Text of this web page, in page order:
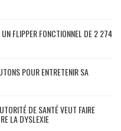
FLIPPER FONCTIONNEL DE 2 274
POUR ENTRETENIR SA
DE SANTÉ VEUT FAIRE
LA DYSLEXIE